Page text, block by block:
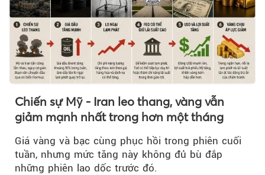
Chiến sự Mỹ - Iran leo thang, vàng vẫn
giảm mạnh nhất trong hơn một tháng
Giá vàng và bạc cùng phục hồi trong phiên cuối
tuần, nhưng mức tăng này không đủ bù đắp
những phiên lao dốc trước đó.